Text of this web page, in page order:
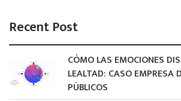
Recent Post
CÓMO LAS EMOCIONES
LEALTAD: CASO EMPRESA
PÚBLICOS